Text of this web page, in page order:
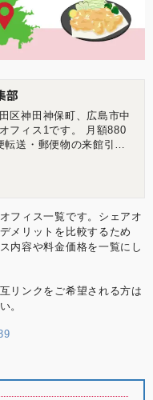
部
区神田神保町、広島市中
フィス1です。 月額880
送・郵便物の来館引取
スのためのバーチャルオ
1神保町店 東京都千代田
1F バーチャルオフィス1
町1-1-20 相生橋ビル7階
フィス一覧です。シェアオ
メリットを比較するため
内容や料金価格を一覧にし
リンクをご希望される方は
。